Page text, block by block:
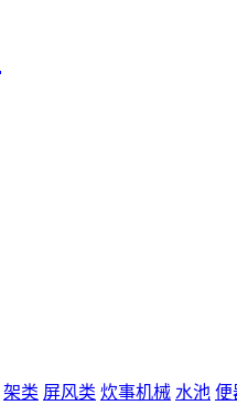
架类 屏风类 炊事机械 水池 便